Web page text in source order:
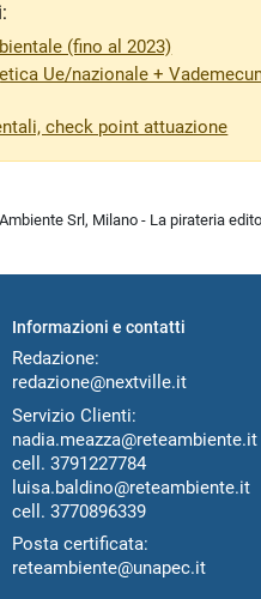
(fino al 2023)
Ue/nazionale +
check point attuazione
Srl, Milano - La pirateria
Informazioni e contatti
Redazione:
redazione@nextville.it
Servizio Clienti:
nadia.meazza@reteambiente.it
cell. 3791227784
luisa.baldino@reteambiente.it
cell. 3770896339
Posta certificata:
reteambiente@unapec.it